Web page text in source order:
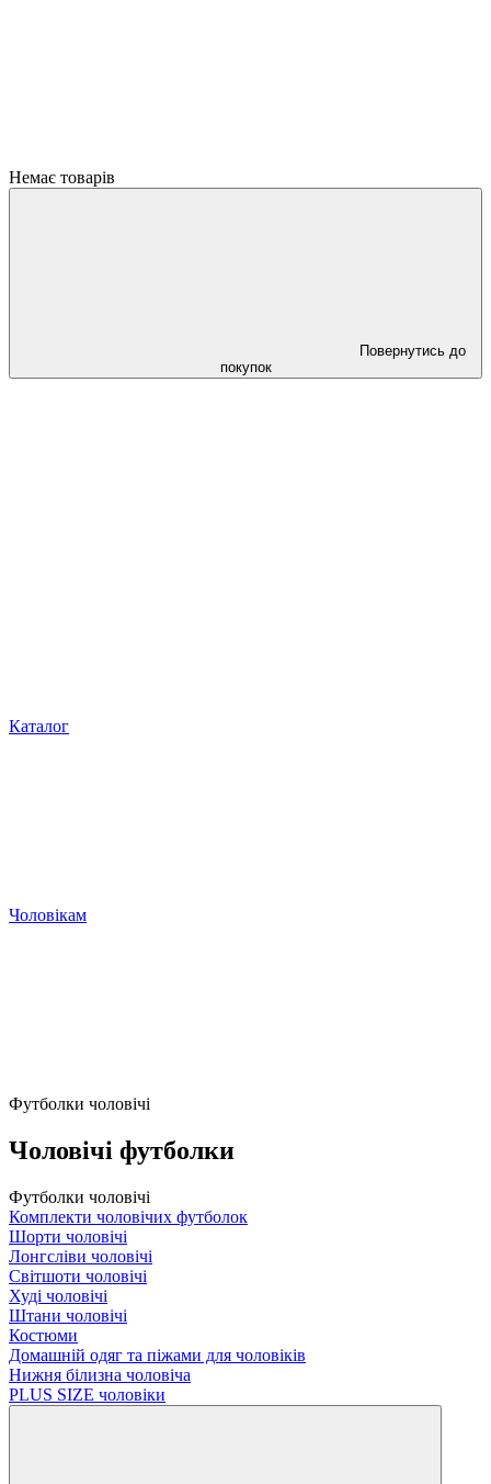
Немає товарів
Повернутись до
покупок
Каталог
Чоловікам
Футболки чоловічі
Чоловічі футболки
Футболки чоловічі
Комплекти чоловічих футболок
Шорти чоловічі
Лонгсліви чоловічі
Світшоти чоловічі
Худі чоловічі
Штани чоловічі
Костюми
Домашній одяг та піжами для чоловіків
Нижня білизна чоловіча
PLUS SIZE чоловіки